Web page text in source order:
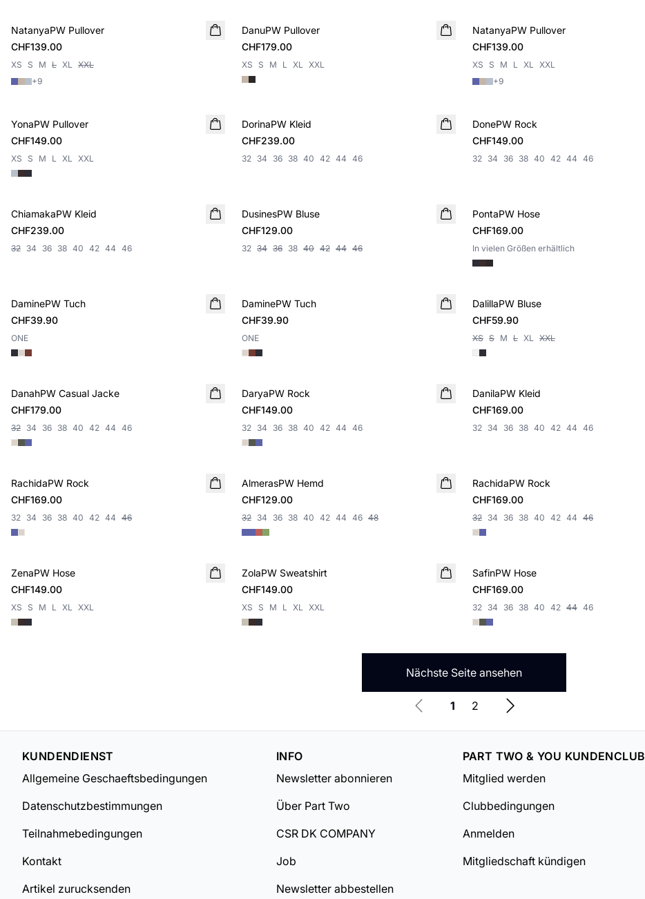
NEUHEIT
NatanyaPW Pullover
CHF139.00
XS S M L XL XXL
+9
NEUHEIT
DanuPW Pullover
CHF179.00
XS S M L XL XXL
NEUHEIT
NatanyaPW Pullover
CHF139.00
XS S M L XL XXL
+9
NEUHEIT
YonaPW Pullover
CHF149.00
XS S M L XL XXL
NEUHEIT
DorinaPW Kleid
CHF239.00
32 34 36 38 40 42 44 46
NEUHEIT
DonePW Rock
CHF149.00
32 34 36 38 40 42 44 46
NEUHEIT
ChiamakaPW Kleid
CHF239.00
32 34 36 38 40 42 44 46
NEUHEIT
DusinesPW Bluse
CHF129.00
32 34 36 38 40 42 44 46
NEUHEIT
PontaPW Hose
CHF169.00
In vielen Größen erhältlich
NEUHEIT
DaminePW Tuch
CHF39.90
ONE
NEUHEIT
DaminePW Tuch
CHF39.90
ONE
NEUHEIT
DalillaPW Bluse
CHF59.90
XS S M L XL XXL
NEUHEIT
DanahPW Casual Jacke
CHF179.00
32 34 36 38 40 42 44 46
NEUHEIT
DaryaPW Rock
CHF149.00
32 34 36 38 40 42 44 46
NEUHEIT
DanilaPW Kleid
CHF169.00
32 34 36 38 40 42 44 46
NEUHEIT
RachidaPW Rock
CHF169.00
32 34 36 38 40 42 44 46
NEUHEIT
AlmerasPW Hemd
CHF129.00
32 34 36 38 40 42 44 46 48
NEUHEIT
RachidaPW Rock
CHF169.00
32 34 36 38 40 42 44 46
NEUHEIT
ZenaPW Hose
CHF149.00
XS S M L XL XXL
NEUHEIT
ZolaPW Sweatshirt
CHF149.00
XS S M L XL XXL
NEUHEIT
SafinPW Hose
CHF169.00
32 34 36 38 40 42 44 46
Nächste Seite ansehen
1 2
KUNDENDIENST
Allgemeine Geschaeftsbedingungen
Datenschutzbestimmungen
Teilnahmebedingungen
Kontakt
Artikel zurucksenden
INFO
Newsletter abonnieren
Über Part Two
CSR DK COMPANY
Job
Newsletter abbestellen
PART TWO & YOU KUNDENCLUB
Mitglied werden
Clubbedingungen
Anmelden
Mitgliedschaft kündigen